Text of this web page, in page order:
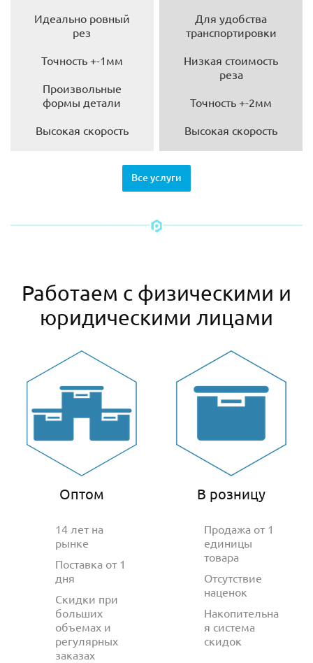
Идеально ровный
рез
Точность +-1мм
Произвольные
формы детали
Высокая скорость
Для удобства
транспортировки
Низкая стоимость
реза
Точность +-2мм
Высокая скорость
Все услуги
Работаем с физическими и
юридическими лицами
Оптом
14 лет на
рынке
Поставка от 1
дня
Скидки при
больших
объемах и
регулярных
заказах
В розницу
Продажа от 1
единицы
товара
Отсутствие
наценок
Накопительна
я система
скидок